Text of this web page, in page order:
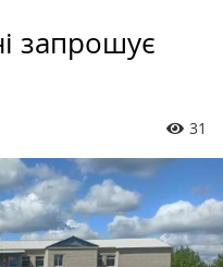
запрошує
31